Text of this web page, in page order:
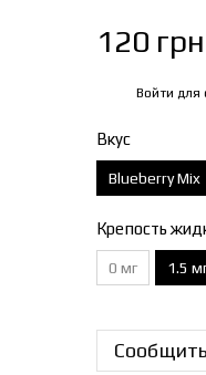
120 грн
Войти для
Вкус
Blueberry Mix
Крепость
0 мг 1.5